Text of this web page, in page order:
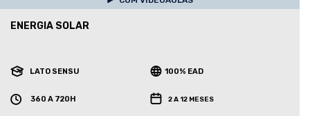
ENERGIA SOLAR
LATO SENSU 100% EAD
360 A 720H 2 A 12 MESES